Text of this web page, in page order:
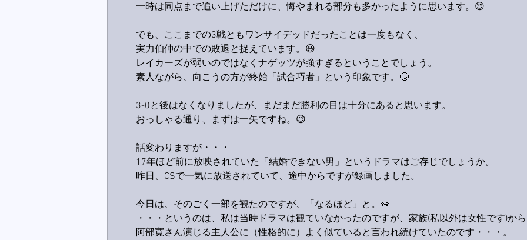
一時は同点まで追い上げただけに、悔やまれる部分も多かったように思います。😌
でも、ここまでの3戦ともワンサイデッドだったことは一度もなく、
実力伯仲の中での敗退と捉えています。😃
レイカーズが弱いのではなくナゲッツが強すぎるということでしょう。
素人ながら、向こうの方が終始「試合巧者」という印象です。🙄
3-0と後はなくなりましたが、まだまだ勝利の目は十分にあると思います。
おっしゃる通り、まずは一矢ですね。😉
話変わりますが・・・
17年ほど前に放映されていた「結婚できない男」というドラマはご存じでしょうか。
昨日、CSで一気に放送されていて、途中からですが録画しました。
今日は、そのごく一部を観たのですが、「なるほど」と。👀
・・・というのは、私は当時ドラマは観ていなかったのですが、家族(私以外は女性です)か
阿部寛さん演じる主人公に（性格的に）よく似ていると言われ続けていたのです・・・。